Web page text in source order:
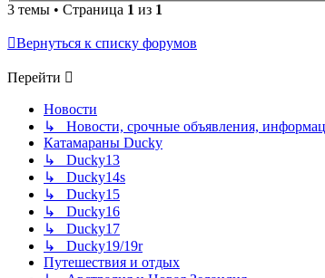
3 темы • Страница 1 из 1
Вернуться к списку форумов
Перейти
Новости
↳ Новости, срочные объявления,
Катамараны Ducky
↳ Ducky13
↳ Ducky14s
↳ Ducky15
↳ Ducky16
↳ Ducky17
↳ Ducky19/19r
Путешествия и отдых